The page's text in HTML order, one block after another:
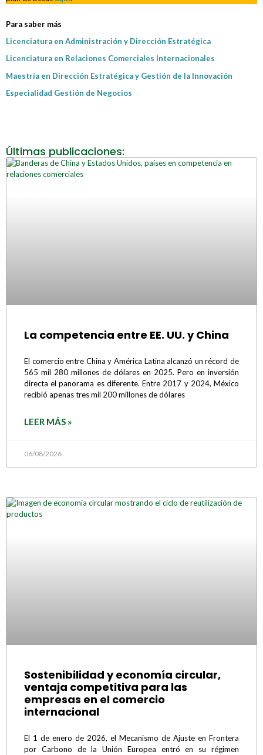
Para saber más
Licenciatura en Administración y Dirección Estratégica
Licenciatura en Relaciones Comerciales Internacionales
Maestría en Dirección Estratégica y Gestión de la Innovación
Especialidad Gestión de Negocios
Últimas publicaciones:
La competencia entre EE. UU. y China
El comercio entre China y América Latina alcanzó un récord de
565 mil 280 millones de dólares en 2025. Pero en inversión
directa el panorama es diferente. Entre 2017 y 2024, México
recibió apenas tres mil 200 millones de dólares
LEER MÁS »
06/08/2026
Sostenibilidad y economía circular,
ventaja competitiva para las
empresas en el comercio
internacional
El 1 de enero de 2026, el Mecanismo de Ajuste en Frontera
por Carbono de la Unión Europea entró en su régimen